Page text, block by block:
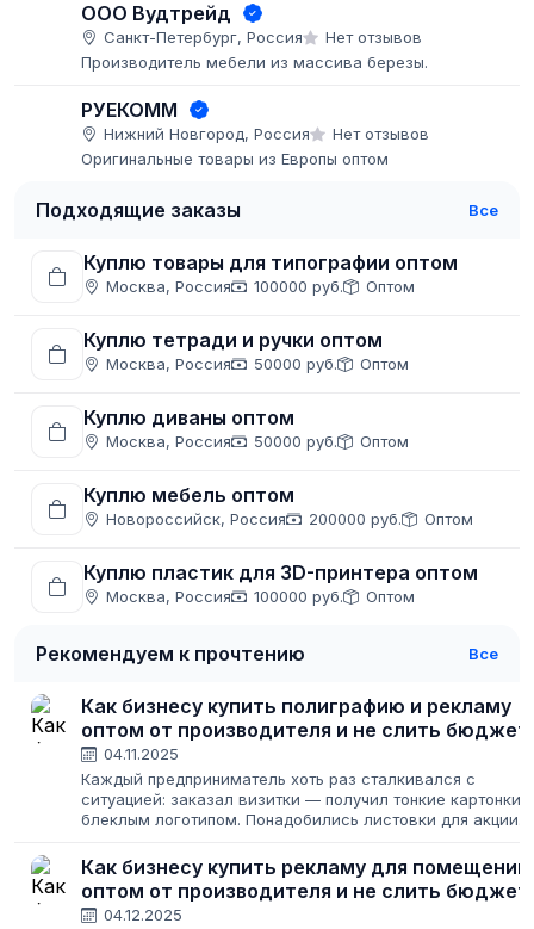
ООО Вудтрейд
Санкт-Петербург, Россия
Нет отзывов
Производитель мебели из массива березы.
РУЕКОММ
Нижний Новгород, Россия
Нет отзывов
Оригинальные товары из Европы оптом
Подходящие заказы Все
Куплю товары для типографии оптом
Москва, Россия 100000 руб. Оптом
Куплю тетради и ручки оптом
Москва, Россия 50000 руб. Оптом
Куплю диваны оптом
Москва, Россия 50000 руб. Оптом
Куплю мебель оптом
Новороссийск, Россия 200000 руб. Оптом
Куплю пластик для 3D-принтера оптом
Москва, Россия 100000 руб. Оптом
Рекомендуем к прочтению Все
Как бизнесу купить полиграфию и рекламу
оптом от производителя и не слить бюджет
04.11.2025
Каждый предприниматель хоть раз сталкивался с
ситуацией: заказал визитки — получил тонкие картонки с
блеклым логотипом. Понадобились листовки для акции
уже после окончания распродажи....
Как бизнесу купить рекламу для помещений
оптом от производителя и не слить бюджет
04.12.2025